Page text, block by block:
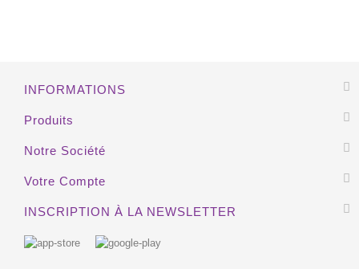
HORS STOCK
INFORMATIONS
Produits
Notre Société
Votre Compte
INSCRIPTION À LA NEWSLETTER